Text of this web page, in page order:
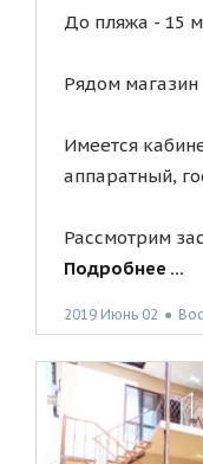
До пляжа - 15
Рядом магазин
Имеется
аппаратный,
Рассмотрим
Подробнее ...
2019 Июнь 02 ●